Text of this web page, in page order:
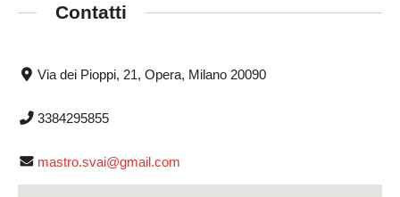
Contatti
Via dei Pioppi, 21, Opera, Milano 20090
3384295855
mastro.svai@gmail.com